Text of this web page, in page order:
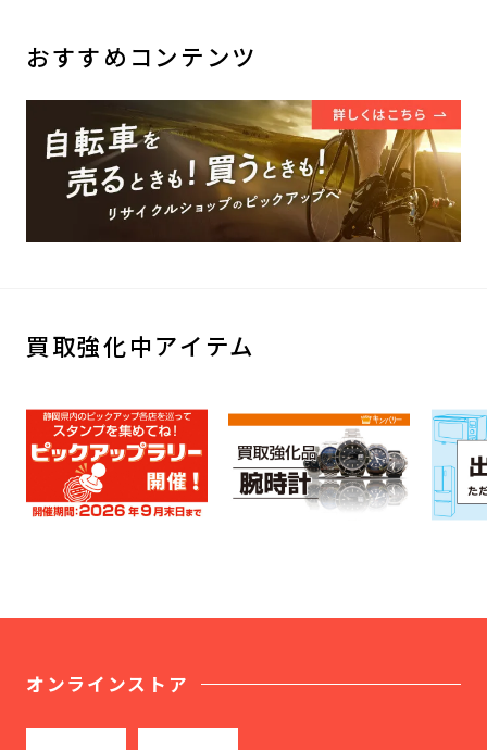
おすすめコンテンツ
買取強化中アイテム
オンラインストア